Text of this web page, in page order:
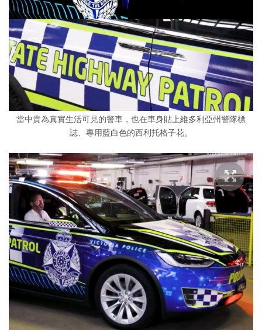
當中貴為真實生活可見的警車，也在車身貼上維多利亞州警隊標
誌、專用藍白色的西利托格子花。